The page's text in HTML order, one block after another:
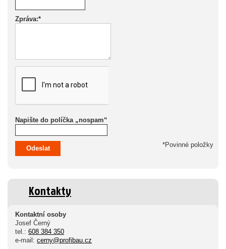
Zpráva:*
Napište do políčka „nospam“
*Povinné položky
Odeslat
Kontakty
Kontaktní osoby
Josef Černý
tel.: 608 384 350
e-mail: cerny@profibau.cz